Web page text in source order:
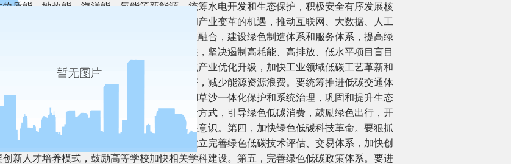
物质能、地热能、海洋能、氢能等新能源，统筹水电开发和生态保护，积极安全有序发展核
产业优化升级。要紧紧抓住新一轮科技革命和产业变革的机遇，推动互联网、大数据、人工
通信（5g）等新兴技术与绿色低碳产业深度融合，建设绿色制造体系和服务体系，提高绿
总量中的比重。要严把新上项目的碳排放关，坚决遏制高耗能、高排放、低水平项目盲目
力推动钢铁、有色、石化、化工、建材等传统产业优化升级，加快工业领域低碳工艺革新和
加大垃圾资源化利用力度，大力发展循环经济，减少能源资源浪费。要统筹推进低碳交通体
乡建设绿色低碳发展质量。要推进山水林田湖草沙一体化保护和系统治理，巩固和提升生态
要倡导简约适度、绿色低碳、文明健康的生活方式，引导绿色低碳消费，鼓励绿色出行，开
行动示范创建，增强全民节约意识、生态环保意识。第四，加快绿色低碳科技革命。要狠抓
，加快先进适用技术研发和推广应用。要建立完善绿色低碳技术评估、交易体系，加快创
创新人才培养模式，鼓励高等学校加快相关学科建设。第五，完善绿色低碳政策体系。要进